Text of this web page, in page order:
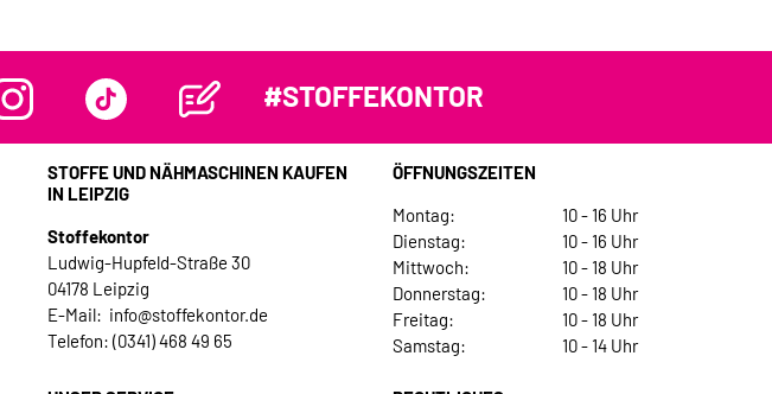
#STOFFEKONTOR
STOFFE UND NÄHMASCHINEN KAUFEN
IN LEIPZIG
Stoffekontor
Ludwig-Hupfeld-Straße 30
04178 Leipzig
E-Mail: info@stoffekontor.de
Telefon: (0341) 468 49 65
ÖFFNUNGSZEITEN
Montag:
10 - 16 Uhr
Dienstag:
10 - 16 Uhr
Mittwoch:
10 - 18 Uhr
Donnerstag:
10 - 18 Uhr
Freitag:
10 - 18 Uhr
Samstag:
10 - 14 Uhr